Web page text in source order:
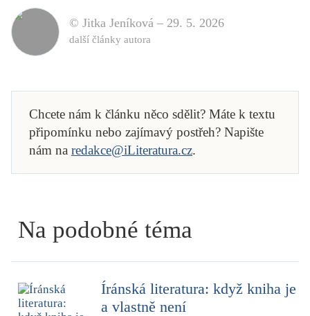
© Jitka Jeníková – 29. 5. 2026
další články autora
Chcete nám k článku něco sdělit? Máte k textu
připomínku nebo zajímavý postřeh? Napište
nám na redakce@iLiteratura.cz.
Na podobné téma
Íránská literatura: když kniha je
a vlastně není